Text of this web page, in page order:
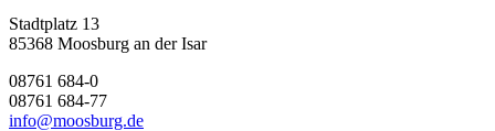
Stadtplatz 13
85368 Moosburg an der Isar
08761 684-0
08761 684-77
info@moosburg.de